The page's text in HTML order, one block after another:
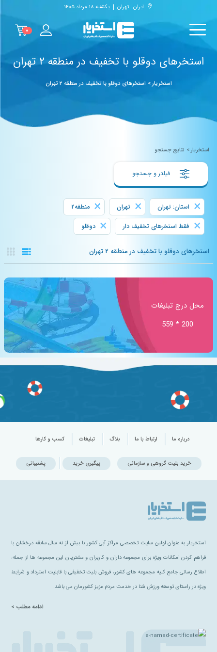
ایران | تهران یکشنبه ۱۸ مرداد ۱۴۰۵
۰
استخرهای دوقلو با تخفیف در منطقه ۲ تهران
استخریار> استخرهای دوقلو با تخفیف در منطقه ۲ تهران
استخریار> نتایج جستجو
× استان: تهران × تهران × منطقه۲
× فقط استخرهای تخفیف دار × دوقلو
استخرهای دوقلو با تخفیف در منطقه ۲ تهران
محل درج تبلیغات
200 * 559
درباره ما ارتباط با ما بلاگ تبلیغات کسب و کارها
خرید بلیت گروهی و سازمانی پیگیری خرید پشتیبانی
استخریار به عنوان اولین سایت تخصصی مراکز آبی کشور با بیش از نه سال سابقه درخشان با
فراهم کردن امکانات ویژه برای مجموعه داران و کاربران و مشتریان این مجموعه ها از جمله:
اطلاع رسانی جامع کلیه مجموعه های کشور، فروش بلیت تخفیفی با قابلیت استرداد و شرایط
ویژه در راستای توسعه ورزش شنا در خدمت مردم عزیز کشورمان می باشد.
ادامه مطلب >